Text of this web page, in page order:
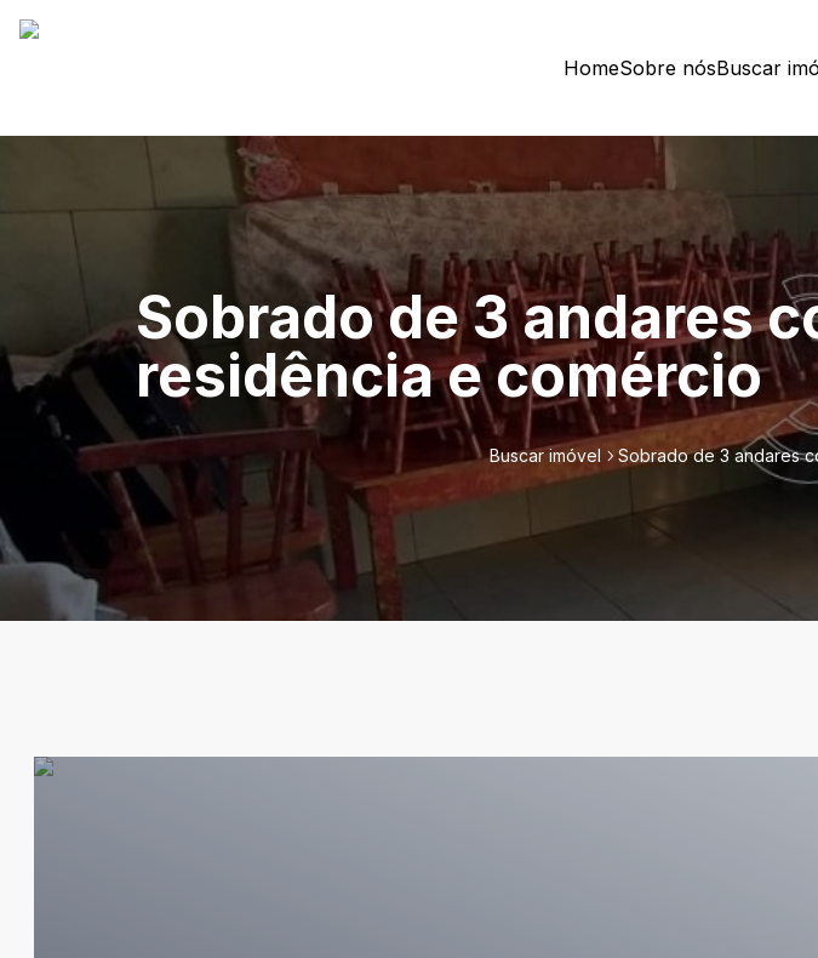
HomeSobre nósBuscar
Sobrado de 3 andares
residência e comércio
Buscar imóvel Sobrado de 3 andares